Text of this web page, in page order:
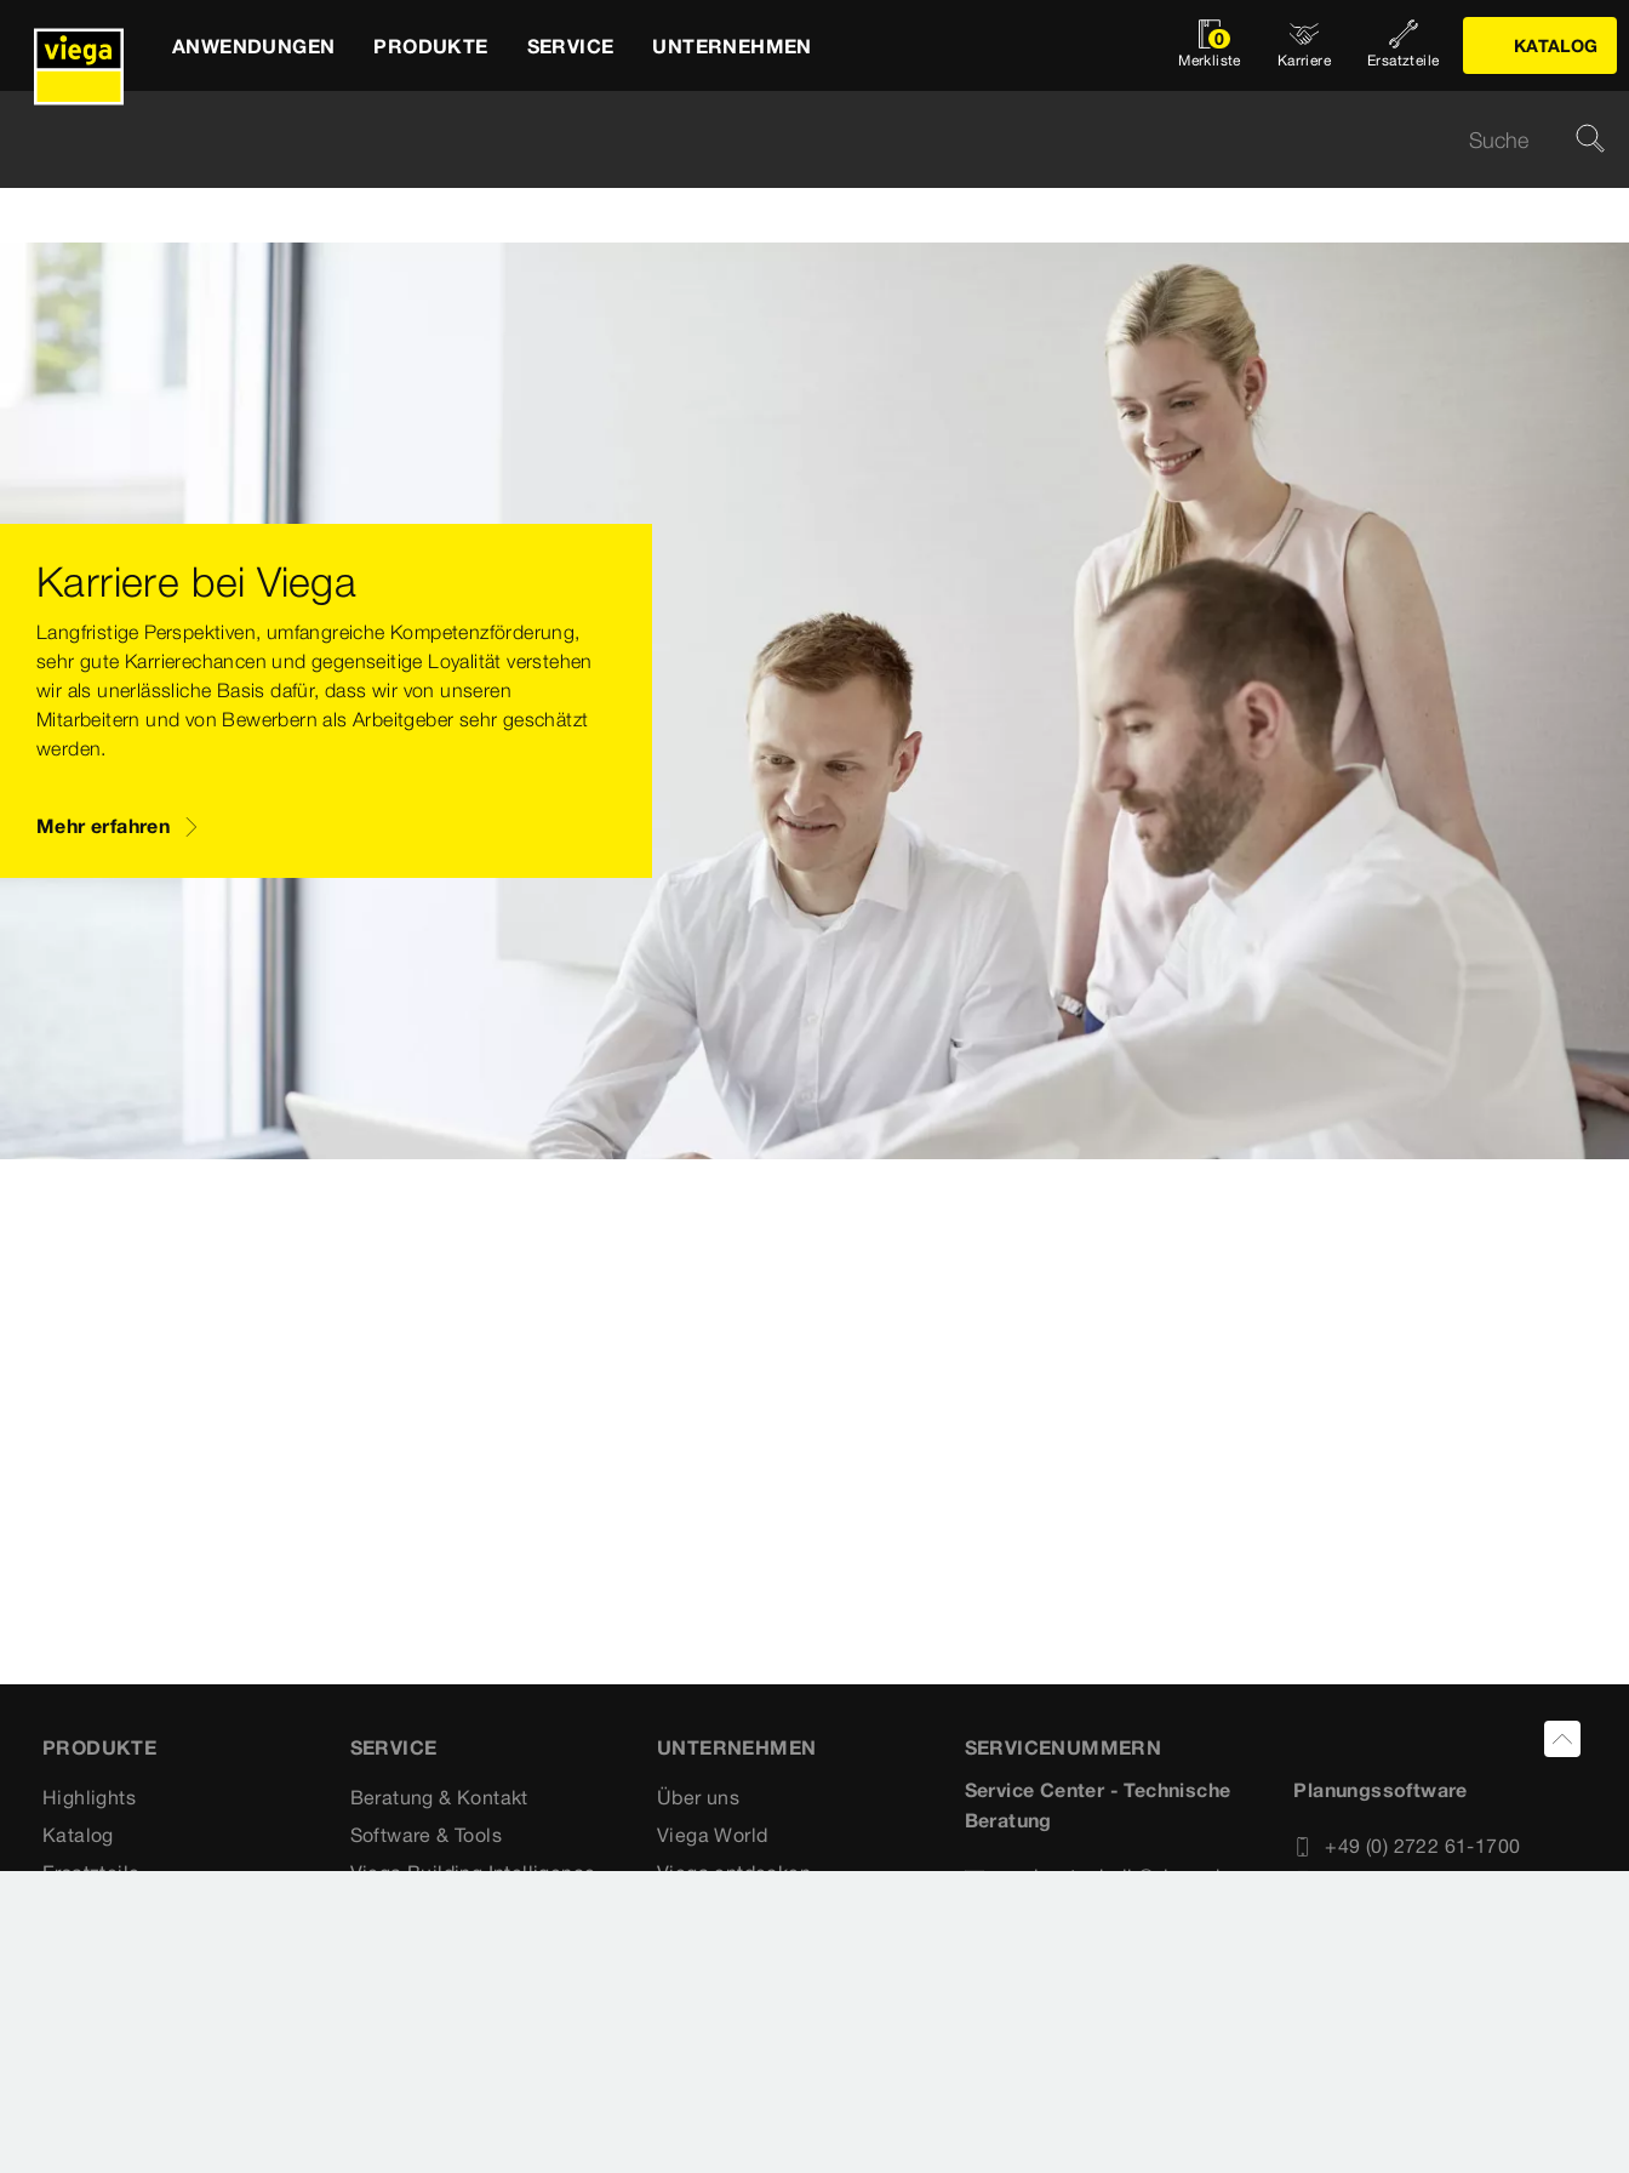
ANWENDUNGEN PRODUKTE SERVICE UNTERNEHMEN 0
Merkliste Karriere Ersatzteile
KATALOG
Karriere bei Viega
Langfristige Perspektiven, umfangreiche Kompetenzförderung,
sehr gute Karrierechancen und gegenseitige Loyalität verstehen
wir als unerlässliche Basis dafür, dass wir von unseren
Mitarbeitern und von Bewerbern als Arbeitgeber sehr geschätzt
werden.
Mehr erfahren
PRODUKTE
Highlights
Katalog
Ersatzteile
SERVICE
Beratung & Kontakt
Software & Tools
Viega Building Intelligence
UNTERNEHMEN
Über uns
Viega World
Viega entdecken
SERVICENUMMERN
Service Center - Technische
Beratung
service-technik@viega.de
Planungssoftware
+49 (0) 2722 61-1700
+49 (0) 2722 61-1701